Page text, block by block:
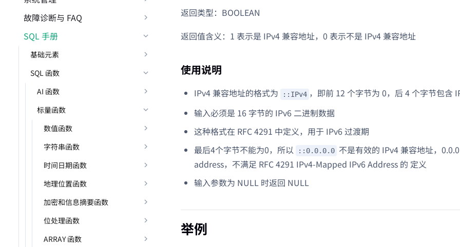
故障诊断与 FAQ
SQL 手册
基础元素
SQL 函数
AI 函数
标量函数
数值函数
字符串函数
时间日期函数
地理位置函数
加密和信息摘要函数
位处理函数
ARRAY 函数
返回类型：BOOLEAN
返回值含义：1 表示是 IPv4 兼容地址，0 表示不是 IPv4 兼容地址
使用说明
IPv4 兼容地址的格式为 ::IPv4 ，即前 12 个字节为 0，后 4 个字节包含
输入必须是 16 字节的 IPv6 二进制数据
这种格式在 RFC 4291 中定义，用于 IPv6 过渡期
最后4个字节不能为0，所以
::0.0.0.0 不是有效的 IPv4 兼容地址，
address，不满足 RFC 4291 IPv4-Mapped IPv6 Address 的 定义
输入参数为 NULL 时返回 NULL
举例